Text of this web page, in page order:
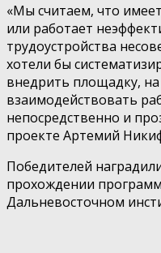
«Мы считаем, что
или работает
трудоустройства
хотели бы
внедрить площадку,
взаимодействовать
непосредственно и
проекте Артемий
Победителей
прохождении
Дальневосточном